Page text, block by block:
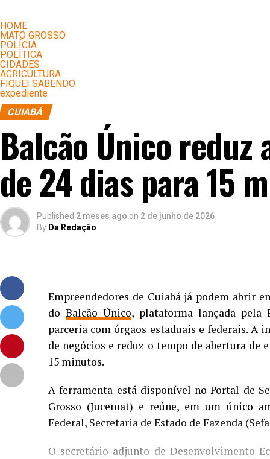
HOME
MATO GROSSO
POLÍCIA
POLÍTICA
CIDADES
AGRICULTURA
FIQUEI SABENDO
expediente
CUIABÁ
Balcão Único
de 24 dias para 15
Published 2 meses ago on 2 de junho de 2026
By Da Redação
Empreendedores de Cuiabá já podem abrir
do Balcão Único, plataforma lançada pela
parceria com órgãos estaduais e federais.
de negócios e reduz o tempo de abertura de
15 minutos.
A ferramenta está disponível no Portal de
Grosso (Jucemat) e reúne, em um único
Federal, Secretaria de Estado de Fazenda
O secretário adjunto de Desenvolvimento